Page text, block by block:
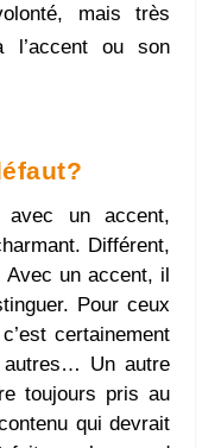
mais très
l’accent ou son
avec un accent,
Différent,
Avec un accent, il
Pour ceux
certainement
autres… Un autre
toujours pris au
qui devrait